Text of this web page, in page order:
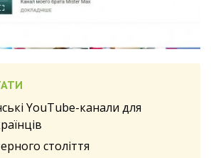
YouTube-канали для
століття